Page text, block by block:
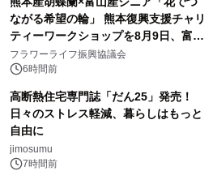
ながる希望の輪」 熊本復興支援チャリ
ティーワークショップを8月9日、富
山・射水で開催
フラワーライフ振興協議会
6時間前
高断熱住宅専門誌「だん25」発売！
日々のストレス軽減、暮らしはもっと
自由に
jimosumu
7時間前